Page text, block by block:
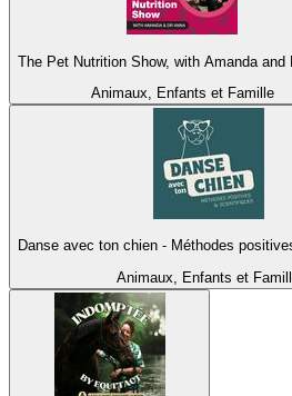
The Pet Nutrition Show, with Amanda and
Animaux, Enfants et Famille
Danse avec ton chien - Méthodes
Animaux, Enfants et